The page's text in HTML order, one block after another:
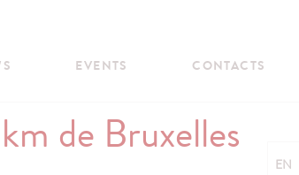
EVENTS CONTACTS
EN
de Bruxelles